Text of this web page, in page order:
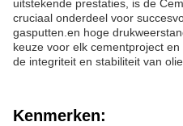
uitstekende prestaties, is de
cruciaal onderdeel voor
gasputten.en hoge
keuze voor elk cementproject
de integriteit en stabiliteit van
Kenmerken: